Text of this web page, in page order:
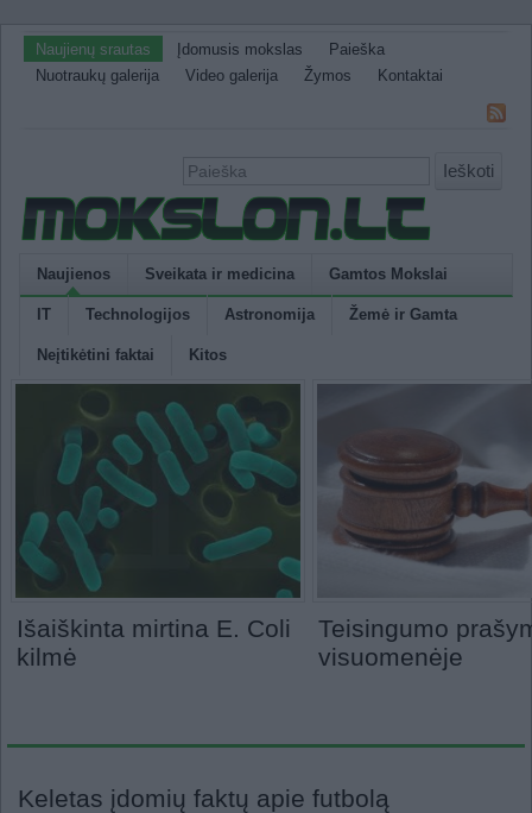
Naujienų srautas Įdomusis mokslas
Paieška
Nuotraukų galerija
Video galerija Žymos Kontaktai
Ieškoti
Naujienos Sveikata ir medicina Gamtos Mokslai
IT Technologijos Astronomija Žemė ir Gamta
Neįtikėtini faktai Kitos
Išaiškinta mirtina E. Coli
kilmė
Teisingumo
visuomenėje
Keletas įdomių faktų apie futbolą